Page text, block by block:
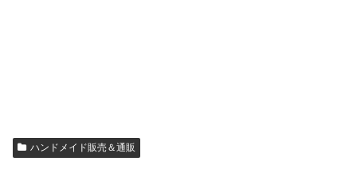
ハンドメイド販売＆通販